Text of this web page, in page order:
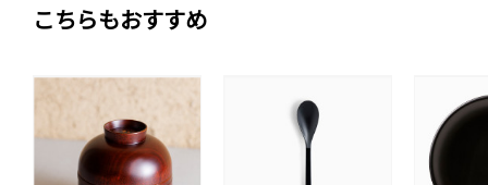
こちらもおすすめ